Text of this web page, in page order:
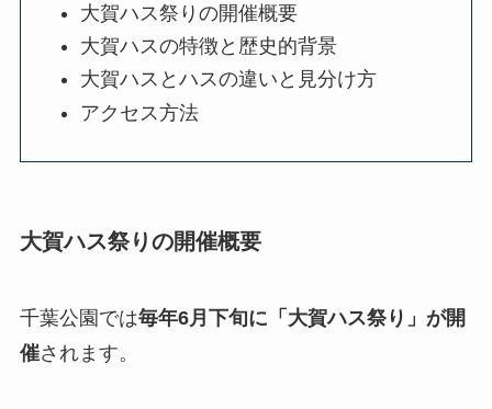
大賀ハス祭りの開催概要
大賀ハスの特徴と歴史的背景
大賀ハスとハスの違いと見分け方
アクセス方法
大賀ハス祭りの開催概要
千葉公園では毎年6月下旬に「大賀ハス祭り」が開
催されます。